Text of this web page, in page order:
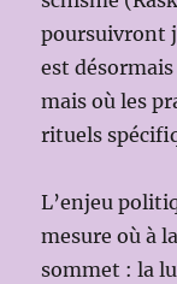
poursuivront
est
mais où les
rituels
L’enjeu
mesure où à
sommet : la